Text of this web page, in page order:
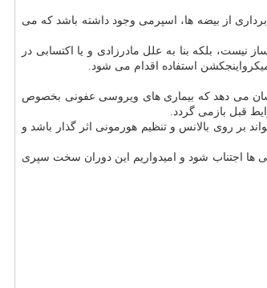
روش میکروسکوپی هستند، اظهار داشت: درصد قابل توجهی ۳۰ تا ۴۰ درصد امکان دارد در نمونه برداری از بیضه ها، اسپرمی وجود داشته باشد که می
نیست، بلکه بنا به علل مادرزادی و یا اکتسابی در
استفاده اقدام می شود.
نشان می دهد که بیماری های ویروسی عفونی بخصوص
بر روی بالانس و تنظیم هورمونی اثر گذار باشد و
ها اجتناب شود و امیدواریم این دوران سخت سپری